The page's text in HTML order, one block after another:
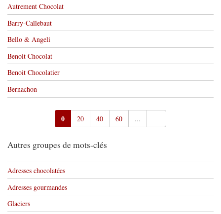
Autrement Chocolat
Barry-Callebaut
Bello & Angeli
Benoit Chocolat
Benoit Chocolatier
Bernachon
0 20 40 60 ...
Autres groupes de mots-clés
Adresses chocolatées
Adresses gourmandes
Glaciers